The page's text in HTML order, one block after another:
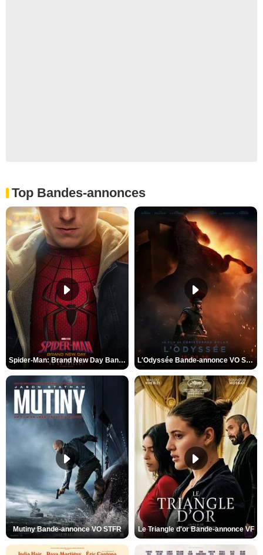
Top Bandes-annonces
Spider-Man: Brand New Day Bande-annonce VO STFR L'Odyssée Bande-annonce VO STFR
Mutiny Bande-annonce VO STFR Le Triangle d'or Bande-annonce VF